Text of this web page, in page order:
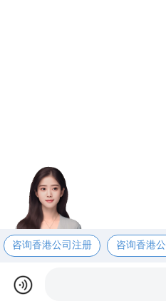
咨询香港公司注册 咨询香港